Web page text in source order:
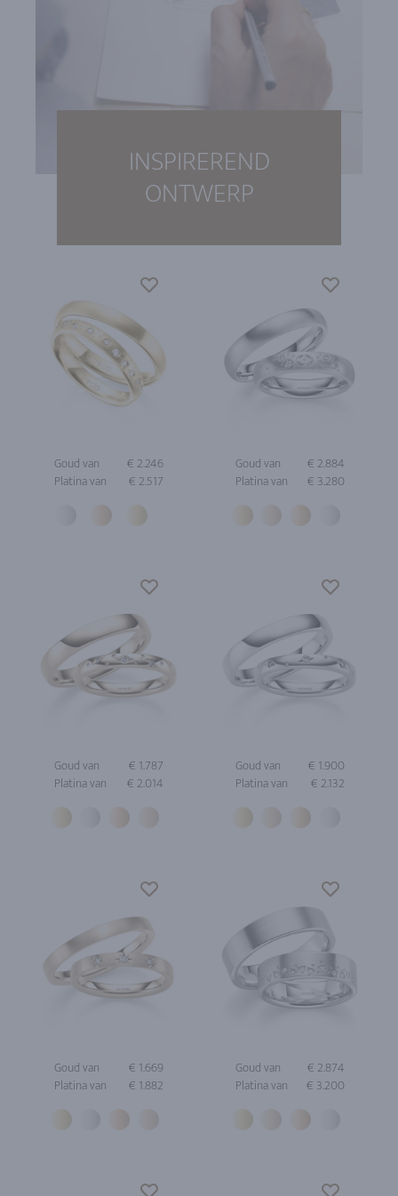
INSPIREREND
ONTWERP
Goud van
€ 2.246
Platina van
€ 2.517
Goud van
€ 2.884
Platina van
€ 3.280
Goud van
€ 1.787
Platina van
€ 2.014
Goud van
€ 1.900
Platina van
€ 2.132
Goud van
€ 1.669
Platina van
€ 1.882
Goud van
€ 2.874
Platina van
€ 3.200